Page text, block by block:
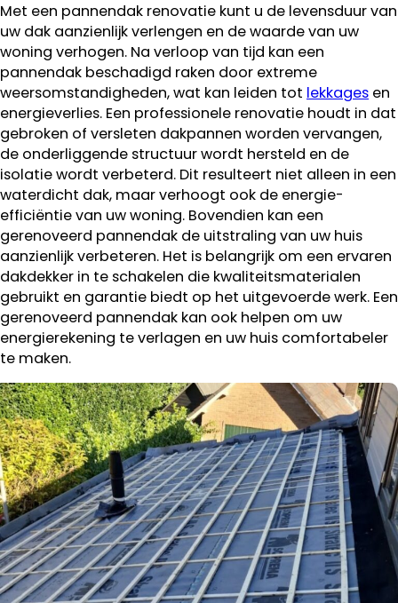
Met een pannendak renovatie kunt u de levensduur van
uw dak aanzienlijk verlengen en de waarde van uw
woning verhogen. Na verloop van tijd kan een
pannendak beschadigd raken door extreme
weersomstandigheden, wat kan leiden tot lekkages en
energieverlies. Een professionele renovatie houdt in dat
gebroken of versleten dakpannen worden vervangen,
de onderliggende structuur wordt hersteld en de
isolatie wordt verbeterd. Dit resulteert niet alleen in een
waterdicht dak, maar verhoogt ook de energie-
efficiëntie van uw woning. Bovendien kan een
gerenoveerd pannendak de uitstraling van uw huis
aanzienlijk verbeteren. Het is belangrijk om een ervaren
dakdekker in te schakelen die kwaliteitsmaterialen
gebruikt en garantie biedt op het uitgevoerde werk. Een
gerenoveerd pannendak kan ook helpen om uw
energierekening te verlagen en uw huis comfortabeler
te maken.